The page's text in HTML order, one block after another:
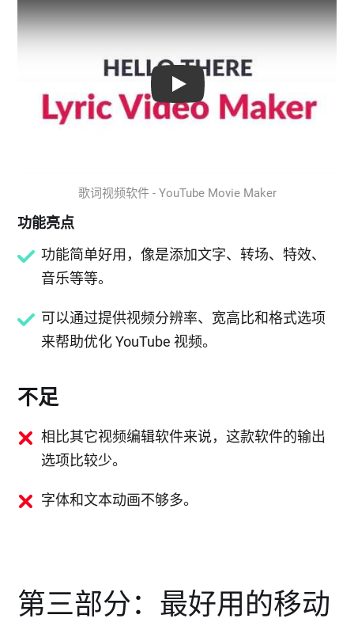
Play: Keynote (Google I/O '18)
歌词视频软件 - YouTube Movie Maker
功能亮点
功能简单好用，像是添加文字、转场、特效、
音乐等等。
可以通过提供视频分辨率、宽高比和格式选项
来帮助优化 YouTube 视频。
不足
相比其它视频编辑软件来说，这款软件的输出
选项比较少。
字体和文本动画不够多。
第三部分：最好用的移动